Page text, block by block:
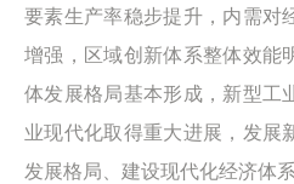
要素生产率稳步提升，内需对
增强，区域创新体系整体效能
体发展格局基本形成，新型工
业现代化取得重大进展，发展
发展格局、建设现代化经济体